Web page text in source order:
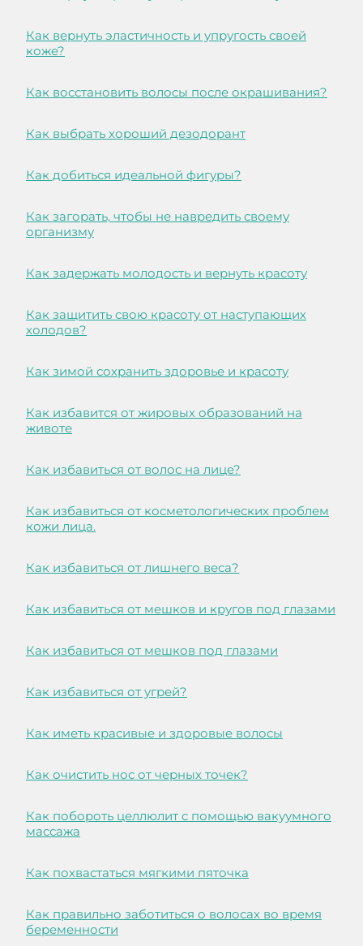
Как вернуть эластичность и упругость своей
коже?
Как восстановить волосы после окрашивания?
Как выбрать хороший дезодорант
Как добиться идеальной фигуры?
Как загорать, чтобы не навредить своему
организму
Как задержать молодость и вернуть красоту
Как защитить свою красоту от наступающих
холодов?
Как зимой сохранить здоровье и красоту
Как избавится от жировых образований на
животе
Как избавиться от волос на лице?
Как избавиться от косметологических проблем
кожи лица.
Как избавиться от лишнего веса?
Как избавиться от мешков и кругов под глазами
Как избавиться от мешков под глазами
Как избавиться от угрей?
Как иметь красивые и здоровые волосы
Как очистить нос от черных точек?
Как побороть целлюлит с помощью вакуумного
массажа
Как похвастаться мягкими пяточка
Как правильно заботиться о волосах во время
беременности